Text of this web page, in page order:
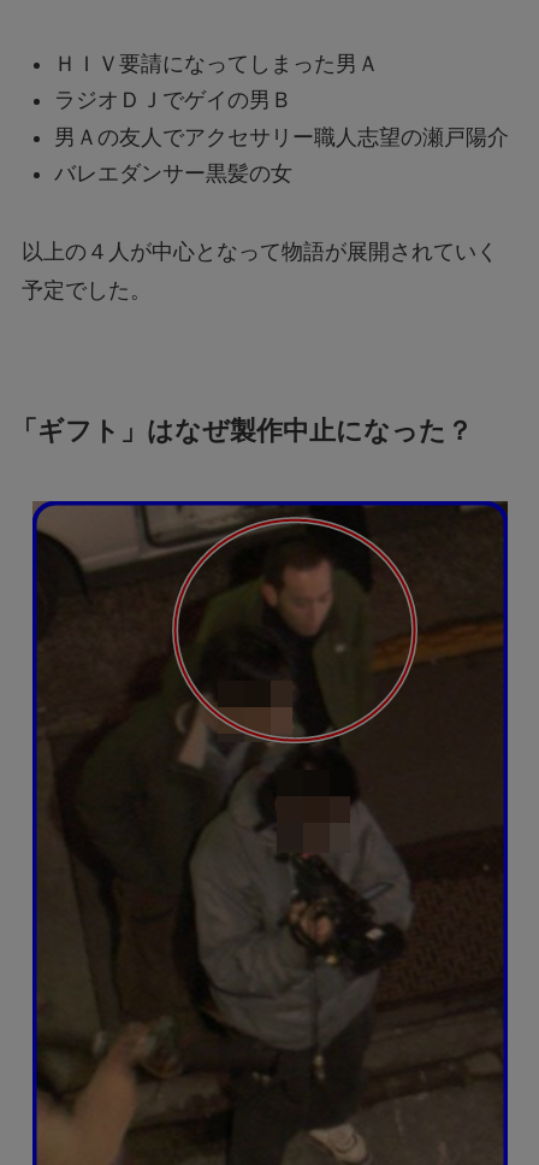
ＨＩＶ要請になってしまった男Ａ
ラジオＤＪでゲイの男Ｂ
男Ａの友人でアクセサリー職人志望の瀬戸陽介
バレエダンサー黒髪の女
以上の４人が中心となって物語が展開されていく
予定でした。
「ギフト」はなぜ製作中止になった？